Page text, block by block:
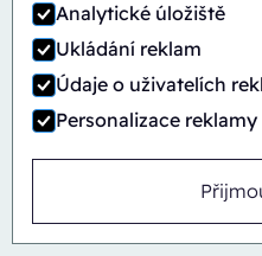
Analytické úložiště
Ukládání reklam
Údaje o uživatelích
Personalizace reklamy